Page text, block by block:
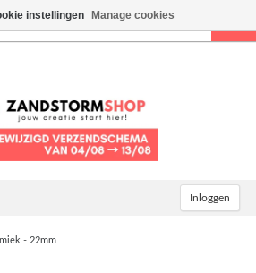
Inloggen
- 22mm
instellingen Manage cookies